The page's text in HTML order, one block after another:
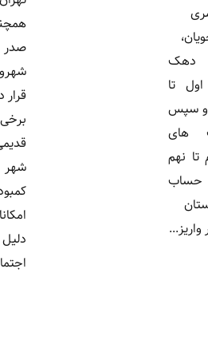
همچنان در
صدر رضایت
شهروندان
قرار دارند، اما
برخی مناطق
قدیمی جنوب
شهر با وجود
امکانات، به
دلیل سرمایه
اجتماعی و...